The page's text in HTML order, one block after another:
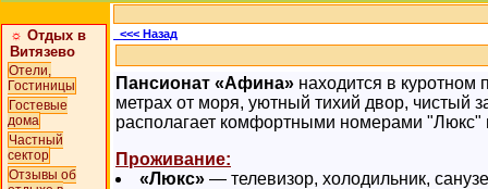
☼ Отдых в
Витязево
Отели,
Гостиницы
Гостевые
дома
Частный
сектор
Отзывы об
<<< Назад
Пансионат «Афина» находится в куротном
метрах от моря, уютный тихий двор, чистый
располагает комфортными номерами "Люкс"
Проживание:
«Люкс» — телевизор, холодильник,